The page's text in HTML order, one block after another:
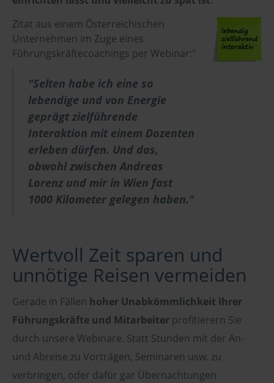
Zitat aus einem Österreichischen
Unternehmen im Zuge eines
Führungskräftecoachings per Webinar:"
"Selten habe ich eine so
lebendige und von Energie
geprägt zielführende
Interaktion mit einem Dozenten
erleben dürfen. Und das,
obwohl zwischen Andreas
Lorenz und mir in Wien fast
1000 Kilometer gelegen haben."
Wertvoll Zeit sparen und
unnötige Reisen vermeiden
Gerade in Fällen hoher Unabkömmlichkeit Ihrer
Führungskräfte und Mitarbeiter profitierern Sie
durch unsere Webinare. Statt Stunden mit der An-
und Abreise zu Vorträgen, Seminaren usw. zu
verbringen, oder dafür gar Übernachtungen